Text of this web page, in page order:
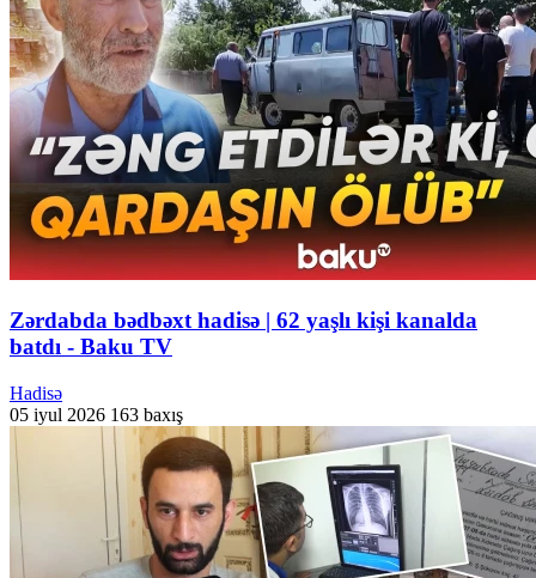
Zərdabda bədbəxt hadisə | 62 yaşlı kişi kanalda
batdı - Baku TV
Hadisə
05 iyul 2026 163 baxış